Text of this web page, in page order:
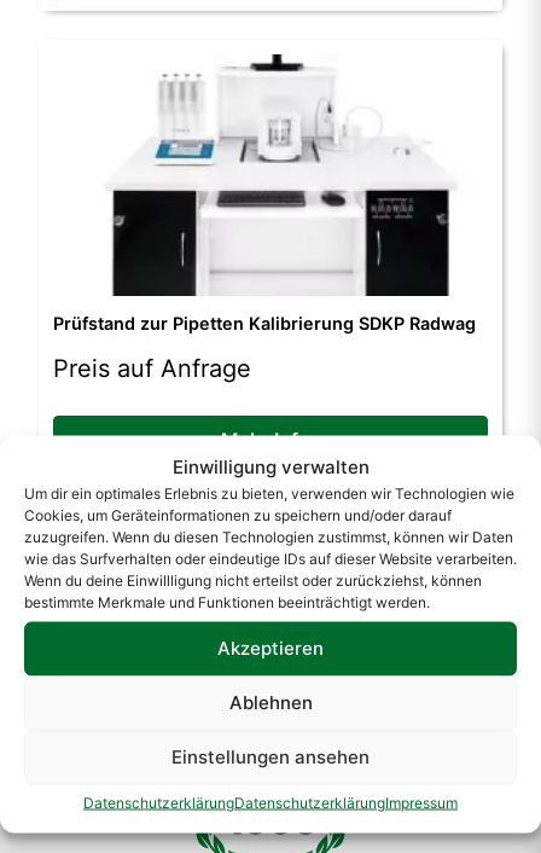
Einwilligung verwalten
Um dir ein optimales Erlebnis zu bieten, verwenden wir Technologien wie
Cookies, um Geräteinformationen zu speichern und/oder darauf
zuzugreifen. Wenn du diesen Technologien zustimmst, können wir Daten
wie das Surfverhalten oder eindeutige IDs auf dieser Website verarbeiten.
Wenn du deine Einwillligung nicht erteilst oder zurückziehst, können
bestimmte Merkmale und Funktionen beeinträchtigt werden.
Akzeptieren
Ablehnen
Einstellungen ansehen
DatenschutzerklärungDatenschutzerklärungImpressum
Prüfstand zur Pipetten Kalibrierung SDKP Radwag
Preis auf Anfrage
Mehr Infos